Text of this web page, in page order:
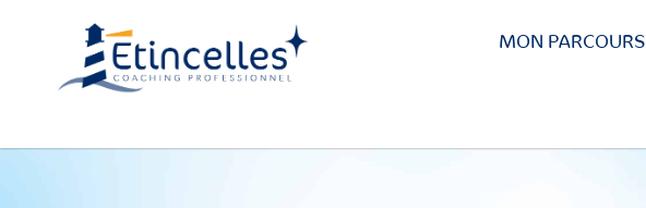
MON PARCOURS